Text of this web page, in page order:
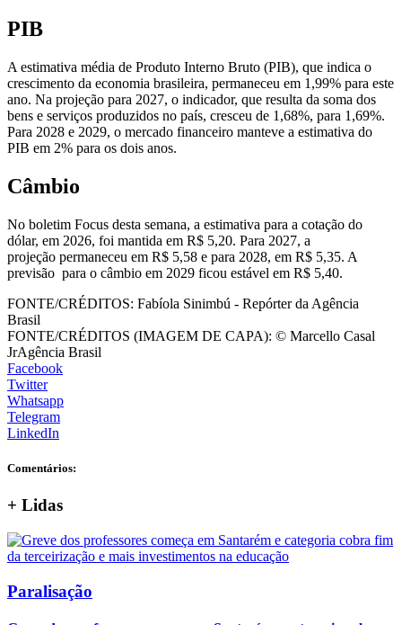
PIB
A estimativa média de Produto Interno Bruto (PIB), que indica o
crescimento da economia brasileira, permaneceu em 1,99% para este
ano. Na projeção para 2027, o indicador, que resulta da soma dos
bens e serviços produzidos no país, cresceu de 1,68%, para 1,69%.
Para 2028 e 2029, o mercado financeiro manteve a estimativa do
PIB em 2% para os dois anos.
Câmbio
No boletim Focus desta semana, a estimativa para a cotação do
dólar, em 2026, foi mantida em R$ 5,20. Para 2027, a
projeção permaneceu em R$ 5,58 e para 2028, em R$ 5,35. A
previsão para o câmbio em 2029 ficou estável em R$ 5,40.
FONTE/CRÉDITOS: Fabíola Sinimbú - Repórter da Agência
Brasil
FONTE/CRÉDITOS (IMAGEM DE CAPA): © Marcello Casal
JrAgência Brasil
Facebook
Twitter
Whatsapp
Telegram
LinkedIn
Comentários:
+ Lidas
Paralisação